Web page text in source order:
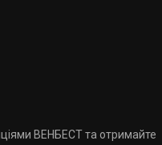
ВЕНБЕСТ та отримайте